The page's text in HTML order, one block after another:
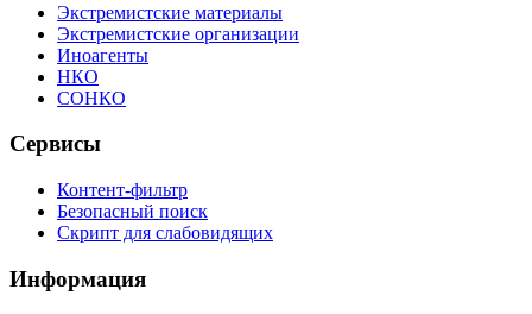
Экстремистские материалы
Экстремистские организации
Иноагенты
НКО
СОНКО
Сервисы
Контент-фильтр
Безопасный поиск
Скрипт для слабовидящих
Информация